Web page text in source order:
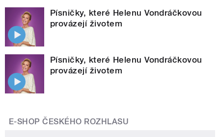
Písničky, které Helenu Vondráčkovou
provázejí životem
Písničky, které Helenu Vondráčkovou
provázejí životem
E-SHOP ČESKÉHO ROZHLASU